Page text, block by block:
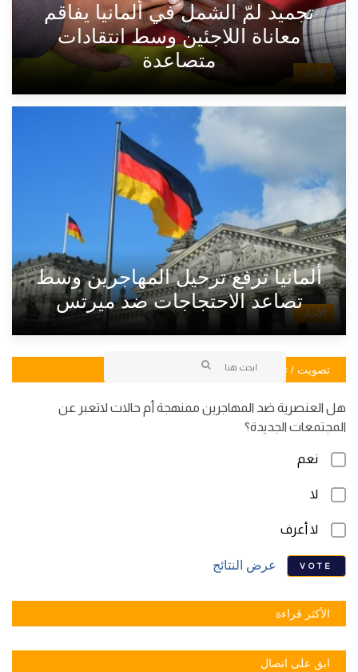
الأخبار
تجميد لمّ الشمل في ألمانيا يفاقم
معاناة اللاجئين وسط انتقادات
متصاعدة
الأخبار
ألمانيا ترفع ترحيل المهاجرين وسط
تصاعد الاحتجاجات ضد ميرتس
تصويت / تصويت
هل العنصرية ضد المهاجرين ممنهجة أم حالات لاتعبر عن
المجتمعات الجديدة؟
نعم
لا
لا أعرف
VOTE عرض النتائج
الأكثر قراءة
ابق على اتصال